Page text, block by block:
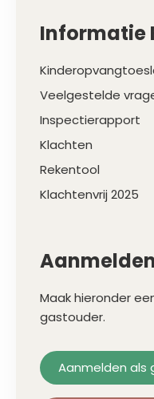
Informatie
Veelgestelde
Inspectierapport
Klachten
Rekentool
Klachtenvrij 2025
Maak hieronder
gastouder.
Aanmelden als